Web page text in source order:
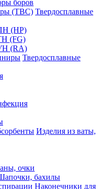
боров
Твердосплавные
(HP)
(FG)
(RA)
Твердосплавные
Изделия из ваты,
очки
бахилы
Наконечники для